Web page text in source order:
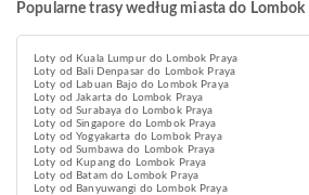
Popularne trasy według miasta do Lombok
Loty od Kuala Lumpur do Lombok Praya
Loty od Bali Denpasar do Lombok Praya
Loty od Labuan Bajo do Lombok Praya
Loty od Jakarta do Lombok Praya
Loty od Surabaya do Lombok Praya
Loty od Singapore do Lombok Praya
Loty od Yogyakarta do Lombok Praya
Loty od Sumbawa do Lombok Praya
Loty od Kupang do Lombok Praya
Loty od Batam do Lombok Praya
Loty od Banyuwangi do Lombok Praya